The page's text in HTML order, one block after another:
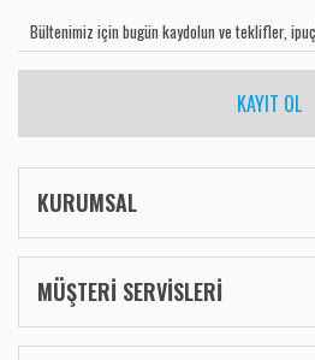
KAYIT OL
KURUMSAL
MÜŞTERİ SERVİSLERİ